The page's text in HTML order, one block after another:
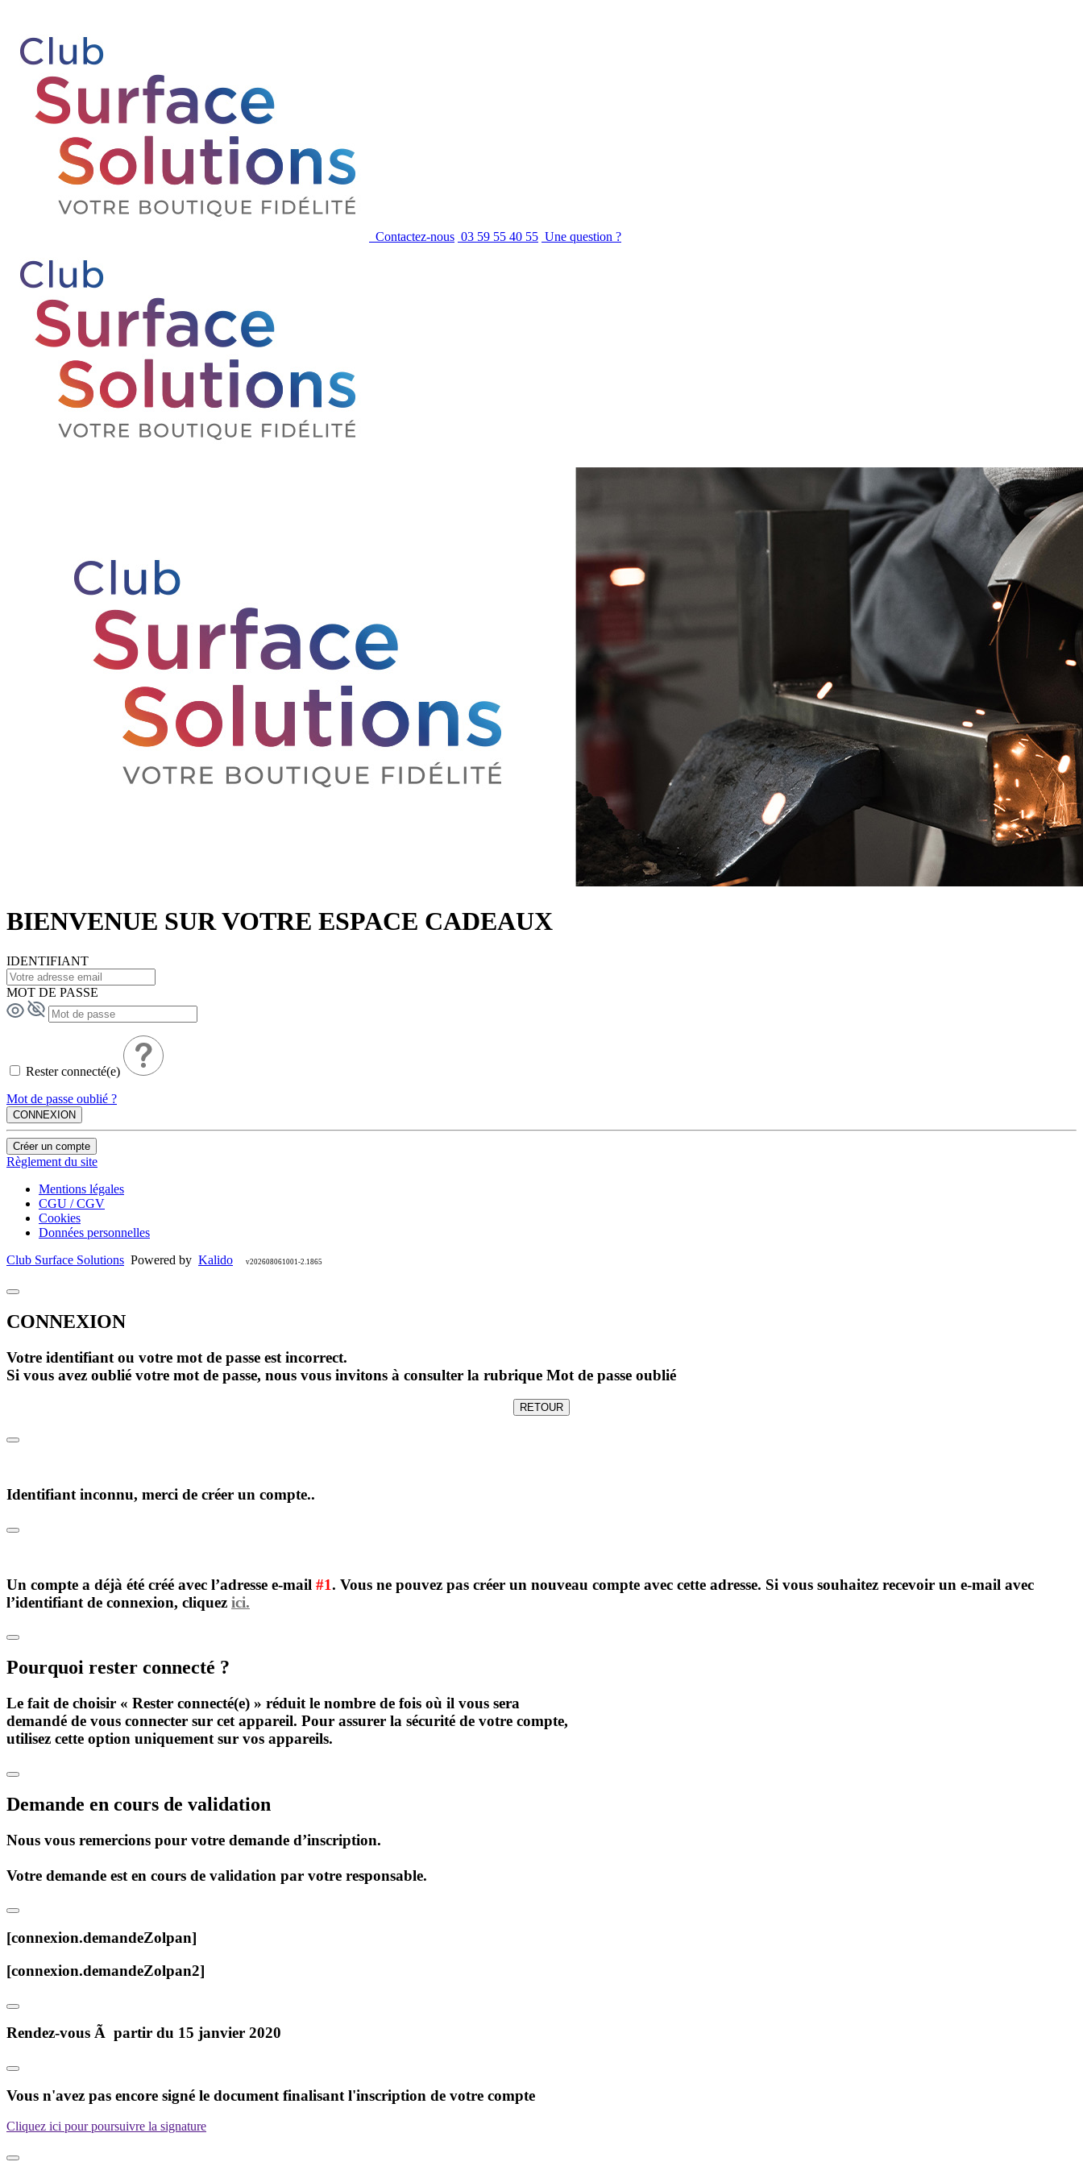
Contactez-nous 03 59 55 40 55 Une question ?
BIENVENUE SUR VOTRE ESPACE CADEAUX
IDENTIFIANT
MOT DE PASSE
Rester connecté(e)
Mot de passe oublié ?
CONNEXION
Créer un compte
Règlement du site
Mentions légales
CGU / CGV
Cookies
Données personnelles
Club Surface Solutions Powered by Kalido v202608061001-2.1865
CONNEXION
Votre identifiant ou votre mot de passe est incorrect.
Si vous avez oublié votre mot de passe, nous vous invitons à consulter la rubrique Mot de passe oublié
RETOUR
Identifiant inconnu, merci de créer un compte..
Un compte a déjà été créé avec l’adresse e-mail #1. Vous ne pouvez pas créer un nouveau compte avec cette adresse. Si vous souhaitez recevoir un e-mail avec
l’identifiant de connexion, cliquez ici.
Pourquoi rester connecté ?
Le fait de choisir « Rester connecté(e) » réduit le nombre de fois où il vous sera
demandé de vous connecter sur cet appareil. Pour assurer la sécurité de votre compte,
utilisez cette option uniquement sur vos appareils.
Demande en cours de validation
Nous vous remercions pour votre demande d’inscription.
Votre demande est en cours de validation par votre responsable.
[connexion.demandeZolpan]
[connexion.demandeZolpan2]
Rendez-vous Ã partir du 15 janvier 2020
Vous n'avez pas encore signé le document finalisant l'inscription de votre compte
Cliquez ici pour poursuivre la signature